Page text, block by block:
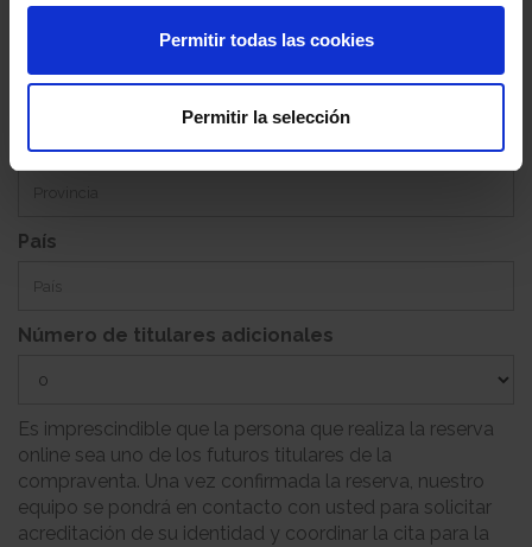
Permitir todas las cookies
Permitir la selección
Provincia
País
Número de titulares adicionales
Es imprescindible que la persona que realiza la reserva
online sea uno de los futuros titulares de la
compraventa. Una vez confirmada la reserva, nuestro
equipo se pondrá en contacto con usted para solicitar
acreditación de su identidad y coordinar la cita para la